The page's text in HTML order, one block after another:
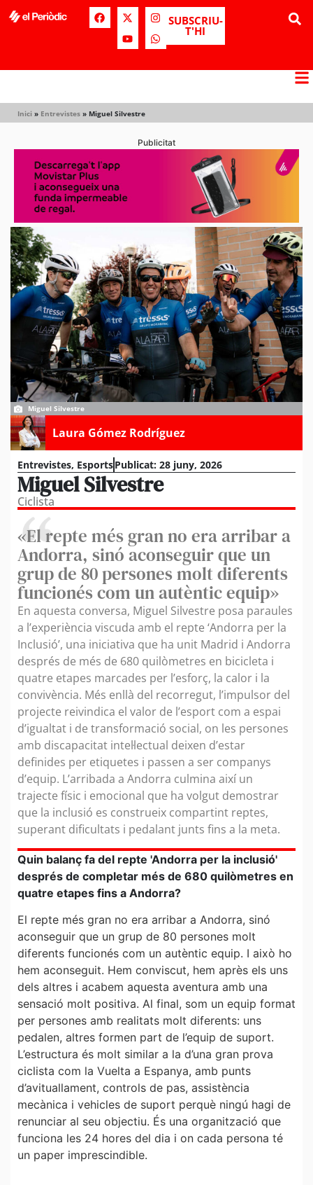
SUBSCRIU-
T'HI
Inici » Entrevistes » Miguel Silvestre
Publicitat
Miguel Silvestre
Laura Gómez Rodríguez
Entrevistes, EsportsPublicat: 28 juny, 2026
Miguel Silvestre
Ciclista
«El repte més gran no era arribar a
Andorra, sinó aconseguir que un
grup de 80 persones molt diferents
funcionés com un autèntic equip»
En aquesta conversa, Miguel Silvestre posa paraules
a l’experiència viscuda amb el repte ‘Andorra per la
Inclusió’, una iniciativa que ha unit Madrid i Andorra
després de més de 680 quilòmetres en bicicleta i
quatre etapes marcades per l’esforç, la calor i la
convivència. Més enllà del recorregut, l’impulsor del
projecte reivindica el valor de l’esport com a espai
d’igualtat i de transformació social, on les persones
amb discapacitat intel·lectual deixen d’estar
definides per etiquetes i passen a ser companys
d’equip. L’arribada a Andorra culmina així un
trajecte físic i emocional que ha volgut demostrar
que la inclusió es construeix compartint reptes,
superant dificultats i pedalant junts fins a la meta.
Quin balanç fa del repte 'Andorra per la inclusió'
després de completar més de 680 quilòmetres en
quatre etapes fins a Andorra?
El repte més gran no era arribar a Andorra, sinó
aconseguir que un grup de 80 persones molt
diferents funcionés com un autèntic equip. I això ho
hem aconseguit. Hem conviscut, hem après els uns
dels altres i acabem aquesta aventura amb una
sensació molt positiva. Al final, som un equip format
per persones amb realitats molt diferents: uns
pedalen, altres formen part de l’equip de suport.
L’estructura és molt similar a la d’una gran prova
ciclista com la Vuelta a Espanya, amb punts
d’avituallament, controls de pas, assistència
mecànica i vehicles de suport perquè ningú hagi de
renunciar al seu objectiu. És una organització que
funciona les 24 hores del dia i on cada persona té
un paper imprescindible.